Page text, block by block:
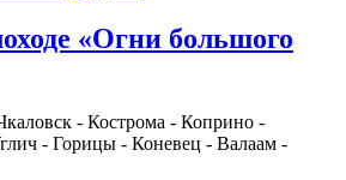
«Огни большого
- Кострома - Коприно -
- Горицы - Коневец - Валаам -